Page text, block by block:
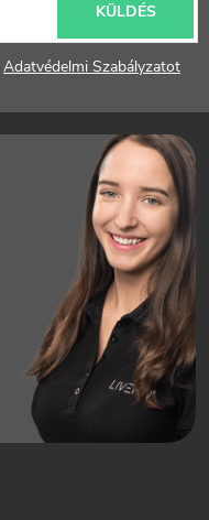
Adatvédelmi Szabályzatot
KÜLDÉS